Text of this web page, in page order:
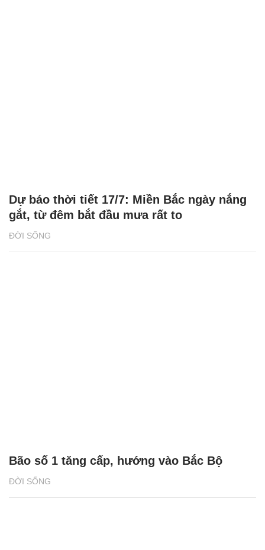
ĐỜI SỐNG
Dự báo thời tiết 17/7: Miền Bắc ngày nắng
gắt, từ đêm bắt đầu mưa rất to
ĐỜI SỐNG
Bão số 1 tăng cấp, hướng vào Bắc Bộ